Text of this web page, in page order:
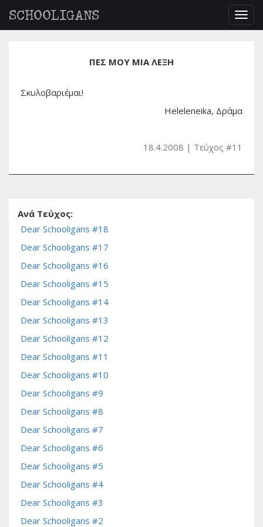
SCHOOLIGANS
ΠΕΣ ΜΟΥ ΜΙΑ ΛΕΞΗ
Σκυλοβαριέμαι!
Heleleneika, Δράμα
18.4.2008 Τεύχος #11
Ανά Τεύχος:
Dear Schooligans #18
Dear Schooligans #17
Dear Schooligans #16
Dear Schooligans #15
Dear Schooligans #14
Dear Schooligans #13
Dear Schooligans #12
Dear Schooligans #11
Dear Schooligans #10
Dear Schooligans #9
Dear Schooligans #8
Dear Schooligans #7
Dear Schooligans #6
Dear Schooligans #5
Dear Schooligans #4
Dear Schooligans #3
Dear Schooligans #2